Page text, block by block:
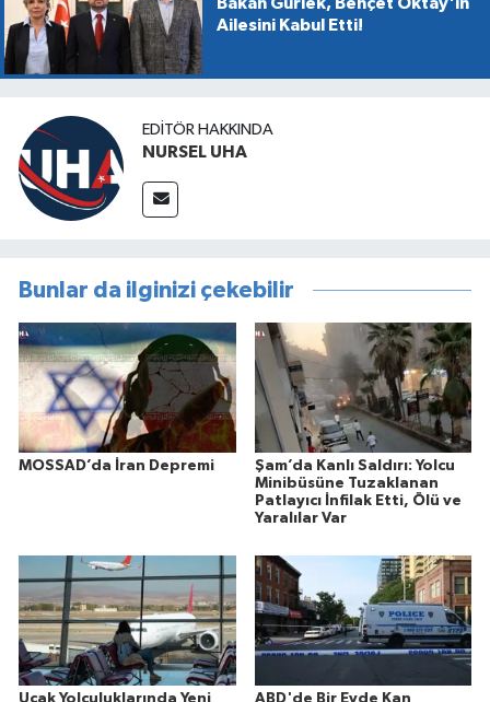
Bakan Gürlek, Behçet Oktay'ın
Ailesini Kabul Etti!
EDITÖR HAKKINDA
NURSEL UHA
Bunlar da ilginizi çekebilir
MOSSAD’da İran Depremi
Şam’da Kanlı Saldırı: Yolcu
Minibüsüne Tuzaklanan
Patlayıcı İnfilak Etti, Ölü ve
Yaralılar Var
Uçak Yolculuklarında Yeni
ABD'de Bir Evde Kan